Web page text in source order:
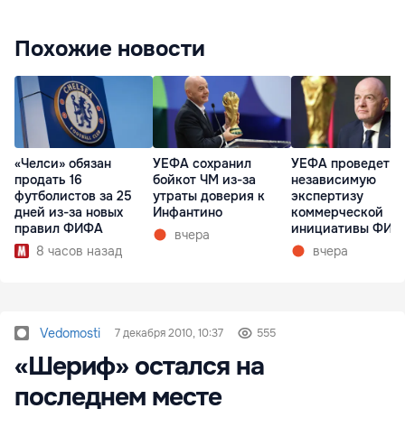
Похожие новости
«Челси» обязан
продать 16
футболистов за 25
дней из-за новых
правил ФИФА
8 часов назад
УЕФА сохранил
бойкот ЧМ из-за
утраты доверия к
Инфантино
вчера
УЕФА проведет
независимую
экспертизу
коммерческой
инициативы
вчера
Vedomosti 7 декабря 2010, 10:37 555
«Шериф» остался на
последнем месте